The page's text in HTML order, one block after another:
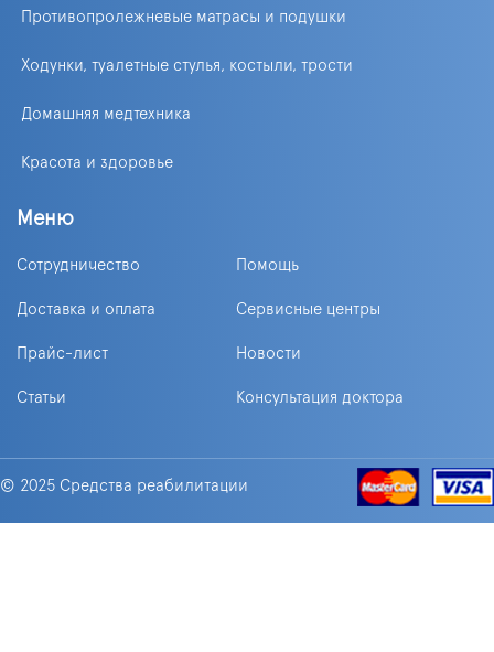
Противопролежневые матрасы и подушки
Ходунки, туалетные стулья, костыли, трости
Домашняя медтехника
Красота и здоровье
Меню
Сотрудничество Помощь
Доставка и оплата Сервисные центры
Прайс-лист Новости
Статьи Консультация доктора
© 2025 Средства реабилитации